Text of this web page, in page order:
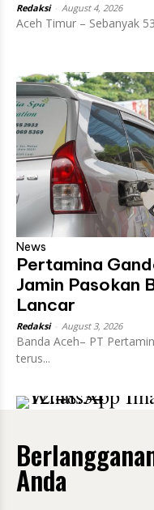
Redaksi August 4, 2026
Aceh Timur – Sebanyak
News
Pertamina
Jamin Pasokan
Lancar
Redaksi August 3, 2026
Banda Aceh– PT
terus...
Anda